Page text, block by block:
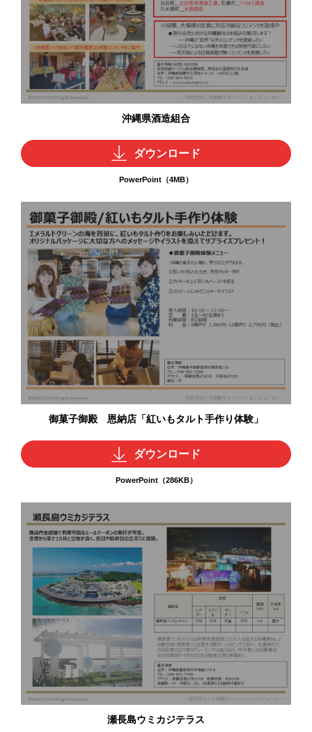
沖縄県酒造組合
ダウンロード
PowerPoint（4MB）
御菓子御殿 恩納店「紅いもタルト手作り体験」
ダウンロード
PowerPoint（286KB）
瀬長島ウミカジテラス